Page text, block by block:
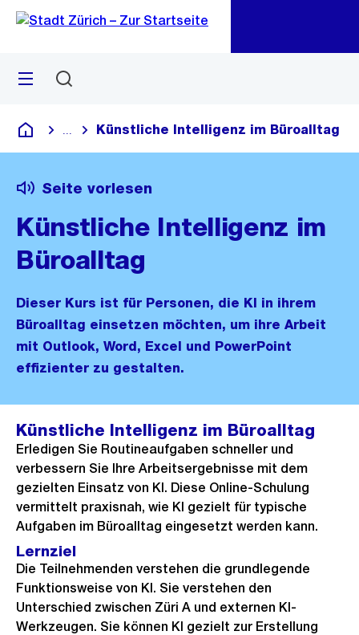
Navigation
Sprunglink
Menü
Deutsch
Blende alle Breadcrumbs ein
Künstliche Intelligenz im Büroalltag
Seite vorlesen
Künstliche Intelligenz im
Büroalltag
Dieser Kurs ist für Personen, die KI in ihrem
Büroalltag einsetzen möchten, um ihre Arbeit
mit Outlook, Word, Excel und PowerPoint
effizienter zu gestalten.
Künstliche Intelligenz im Büroalltag
Erledigen Sie Routineaufgaben schneller und
verbessern Sie Ihre Arbeitsergebnisse mit dem
gezielten Einsatz von KI. Diese Online-Schulung
vermittelt praxisnah, wie KI gezielt für typische
Aufgaben im Büroalltag eingesetzt werden kann.
Lernziel
Die Teilnehmenden verstehen die grundlegende
Funktionsweise von KI. Sie verstehen den
Unterschied zwischen Züri A und externen KI-
Werkzeugen. Sie können KI gezielt zur Erstellung